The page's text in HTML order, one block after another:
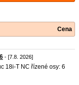
Cena
- [7.8. 2026]
18i-T NC řízené osy: 6